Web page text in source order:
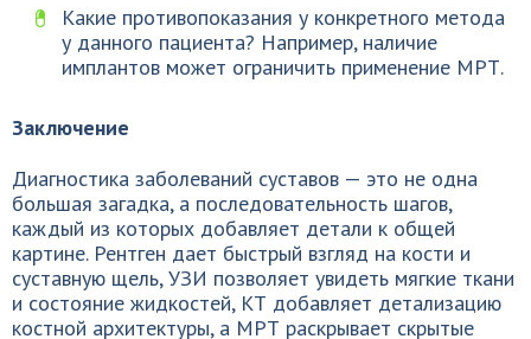
Какие противопоказания у конкретного метода
у данного пациента? Например, наличие
имплантов может ограничить применение МРТ.
Заключение
Диагностика заболеваний суставов — это не одна
большая загадка, а последовательность шагов,
каждый из которых добавляет детали к общей
картине. Рентген дает быстрый взгляд на кости и
суставную щель, УЗИ позволяет увидеть мягкие ткани
и состояние жидкостей, КТ добавляет детализацию
костной архитектуры, а МРТ раскрывает скрытые